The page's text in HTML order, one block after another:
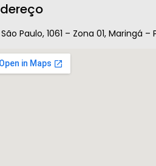
Paulo, 1061 – Zona 01, Maringá –